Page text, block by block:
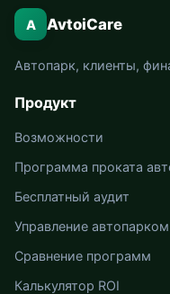
A AvtoiCare
Автопарк, клиенты,
Продукт
Возможности
Программа проката
Бесплатный аудит
Управление автопарком
Сравнение программ
Калькулятор ROI